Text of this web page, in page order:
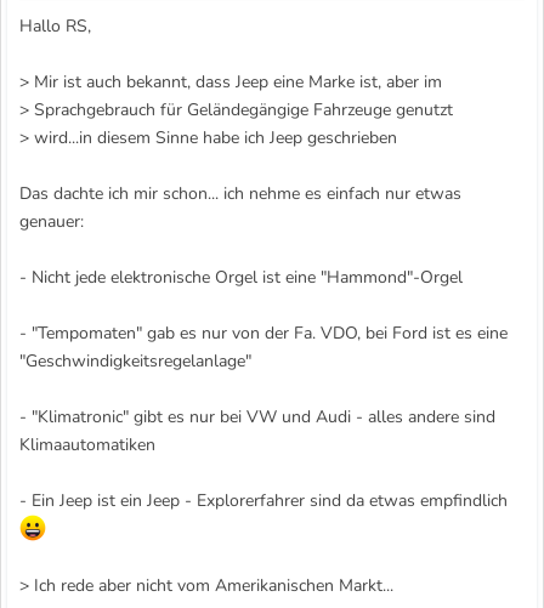
Hallo RS,
> Mir ist auch bekannt, dass Jeep eine Marke ist, aber im
> Sprachgebrauch für Geländegängige Fahrzeuge genutzt
> wird...in diesem Sinne habe ich Jeep geschrieben
Das dachte ich mir schon... ich nehme es einfach nur etwas
genauer:
- Nicht jede elektronische Orgel ist eine "Hammond"-Orgel
- "Tempomaten" gab es nur von der Fa. VDO, bei Ford ist es eine
"Geschwindigkeitsregelanlage"
- "Klimatronic" gibt es nur bei VW und Audi - alles andere sind
Klimaautomatiken
- Ein Jeep ist ein Jeep - Explorerfahrer sind da etwas empfindlich
> Ich rede aber nicht vom Amerikanischen Markt...